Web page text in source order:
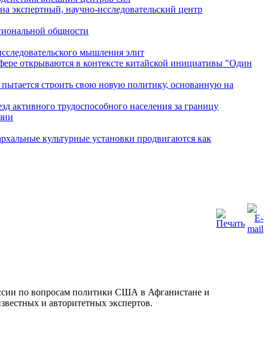
экспертный, научно-исследовательский центр
общности
мышления элит
открываются в контексте китайской инициативы "Один
строить свою новую политику, основанную на
активного трудоспособного населения за границу
культурные установки продвигаются как
по вопросам политики США в Афганистане и
и авторитетных экспертов.